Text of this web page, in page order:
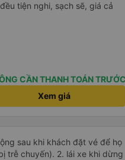
tiện nghi, sạch sẽ, giá cả
CẦN THANH TOÁN TRƯỚC
Xem giá
sau khi khách đặt vé để họ
2. lái xe khi dừng